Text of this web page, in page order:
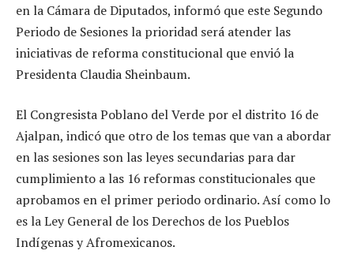
en la Cámara de Diputados, informó que este Segundo
Periodo de Sesiones la prioridad será atender las
iniciativas de reforma constitucional que envió la
Presidenta Claudia Sheinbaum.
El Congresista Poblano del Verde por el distrito 16 de
Ajalpan, indicó que otro de los temas que van a abordar
en las sesiones son las leyes secundarias para dar
cumplimiento a las 16 reformas constitucionales que
aprobamos en el primer periodo ordinario. Así como lo
es la Ley General de los Derechos de los Pueblos
Indígenas y Afromexicanos.